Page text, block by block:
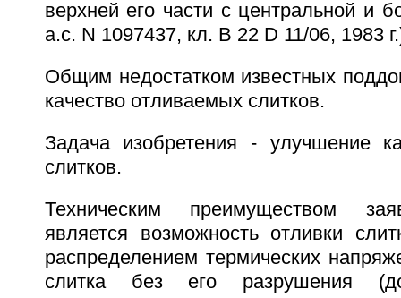
верхней его части с центральной и
а.с. N 1097437, кл. B 22 D 11/06, 1983
Общим недостатком известных
качество отливаемых слитков.
Задача изобретения - улучшение
слитков.
Техническим преимуществом
является возможность отливки
распределением термических
слитка без его разрушения